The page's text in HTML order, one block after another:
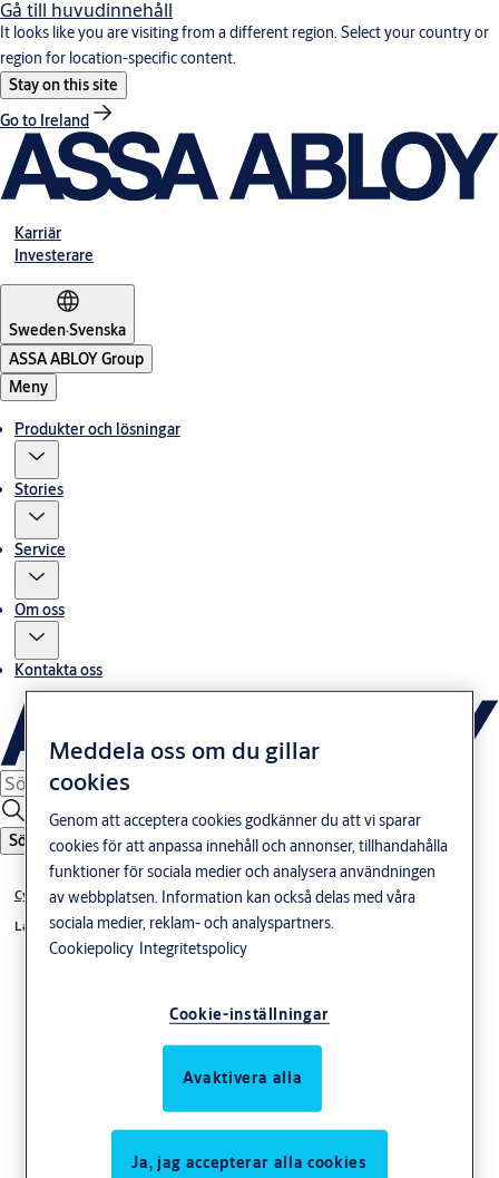
Gå till huvudinnehåll
It looks like you are visiting from a different region. Select your country or
region for location-specific content.
Stay on this site
Go to Ireland
Karriär
Investerare
Sweden·Svenska
ASSA ABLOY Group
Meny
Produkter och lösningar
Stories
Service
Om oss
Kontakta oss
Sök
Cylindrar, lås och nycklar
Låshus & slutbleck
Slutbleck
Meddela oss om du gillar
cookies
Genom att acceptera cookies godkänner du att vi sparar
cookies för att anpassa innehåll och annonser, tillhandahålla
funktioner för sociala medier och analysera användningen
av webbplatsen. Information kan också delas med våra
sociala medier, reklam- och analyspartners.
Cookiepolicy Integritetspolicy
Cookie-inställningar
Avaktivera alla
Ja, jag accepterar alla cookies